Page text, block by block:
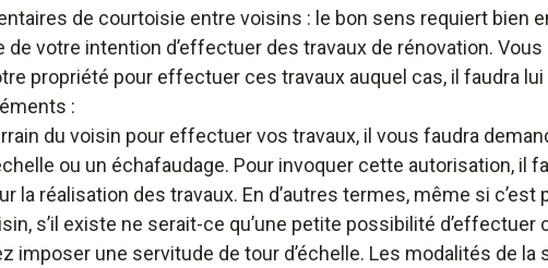
de courtoisie entre voisins : le bon sens requiert bien
votre intention d’effectuer des travaux de rénovation.
propriété pour effectuer ces travaux auquel cas, il faudra
:
du voisin pour effectuer vos travaux, il vous faudra
ou un échafaudage. Pour invoquer cette autorisation, il
la réalisation des travaux. En d’autres termes, même si c’est
s’il existe ne serait-ce qu’une petite possibilité d’effectuer
imposer une servitude de tour d’échelle. Les modalités de la